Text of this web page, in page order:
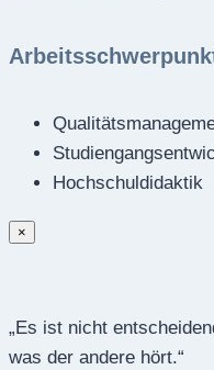
Hochschuldidaktik
×
„Es ist nicht
was der andere hört.“